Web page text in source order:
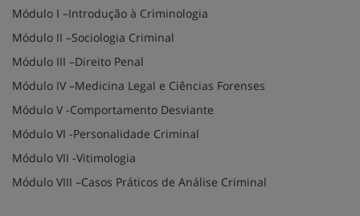
Módulo I –Introdução à Criminologia
Módulo II –Sociologia Criminal
Módulo III –Direito Penal
Módulo IV –Medicina Legal e Ciências Forenses
Módulo V -Comportamento Desviante
Módulo VI -Personalidade Criminal
Módulo VII -Vitimologia
Módulo VIII –Casos Práticos de Análise Criminal